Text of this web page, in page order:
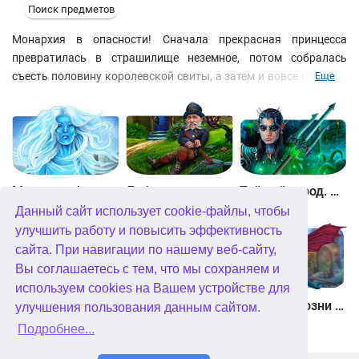
Данный сайт использует cookie-файлы, чтобы
улучшить работу и повысить эффективность
сайта. При навигации по нашему веб-сайту,
Вы соглашаетесь с тем, что мы сохраняем и
используем cookies на Вашем устройстве для
улучшения пользования данным сайтом.
Подробнее...
Поиск предметов
Монархия в опасности! Сначала прекрасная принцесса
превратилась в страшилище неземное, потом собралась
съесть половину королевской свиты, а затем и вовсе исчезла.
уровни, чтобы вернуть принцессе человеческий облик. В
поисках улик и зацепок вы побываете и у ведьмы-искусницы, и
у пиратов-бунтарей, и даже на вулканическом острове. Ищите
предметы, решайте головоломки и радуйте короля своими
успехами!
Еще
Тайный город. Подводное королевство. Коллекционное издание
Небесные земли. Пробуждение гигантов. Коллекционное издание Загадки Нью-Йорка. Пробуждение. Коллекционное издание Химеры. Козни зла. Коллекционное издание